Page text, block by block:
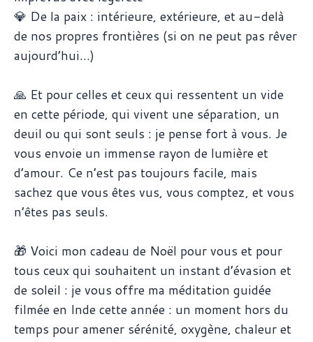
💎 De la paix : intérieure, extérieure, et au-delà
de nos propres frontières (si on ne peut pas rêver
aujourd’hui…)
🙏 Et pour celles et ceux qui ressentent un vide
en cette période, qui vivent une séparation, un
deuil ou qui sont seuls : je pense fort à vous. Je
vous envoie un immense rayon de lumière et
d’amour. Ce n’est pas toujours facile, mais
sachez que vous êtes vus, vous comptez, et vous
n’êtes pas seuls.
🎁 Voici mon cadeau de Noël pour vous et pour
tous ceux qui souhaitent un instant d’évasion et
de soleil : je vous offre ma méditation guidée
filmée en Inde cette année : un moment hors du
temps pour amener sérénité, oxygène, chaleur et